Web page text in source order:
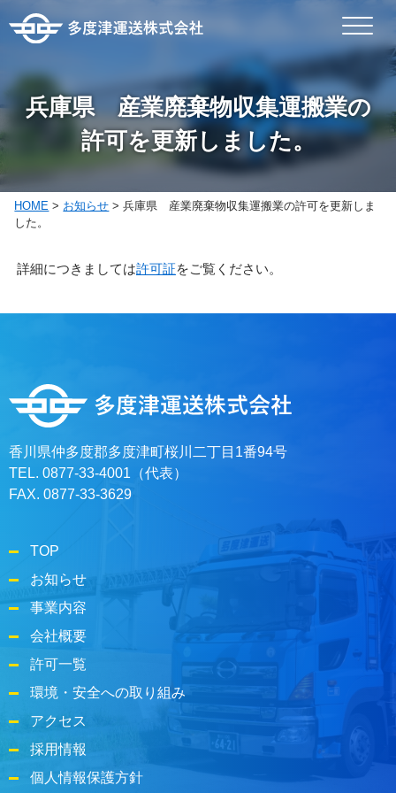
兵庫県 産業廃棄物収集運搬業の
許可を更新しました。
HOME > お知らせ >兵庫県 産業廃棄物収集運搬業の許可を更新しま
した。
詳細につきましては許可証をご覧ください。
香川県仲多度郡多度津町桜川二丁目1番94号
TEL. 0877-33-4001（代表）
FAX. 0877-33-3629
TOP
お知らせ
事業内容
会社概要
許可一覧
環境・安全への取り組み
アクセス
採用情報
個人情報保護方針